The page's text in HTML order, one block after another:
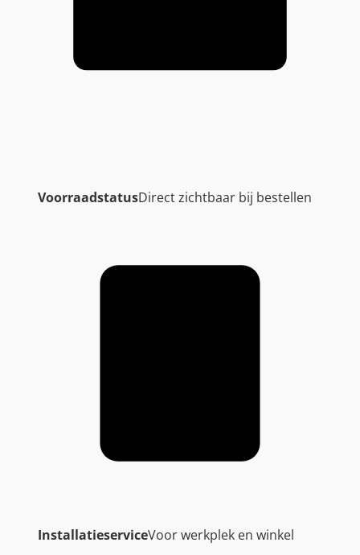
VoorraadstatusDirect zichtbaar bij bestellen
InstallatieserviceVoor werkplek en winkel